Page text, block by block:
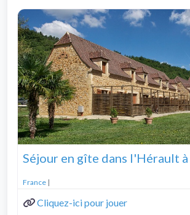
Read more...
Séjour en gîte dans l'Hérault
France |
Cliquez-ici pour jouer